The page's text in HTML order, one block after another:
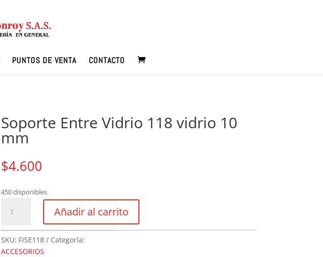
PUNTOS DE VENTA CONTACTO
Soporte Entre Vidrio 118 vidrio 10
mm
$4.600
450 disponibles
Entre
118
vidrio
Añadir al carrito
SKU: FISE118
Categoría:
ACCESORIOS